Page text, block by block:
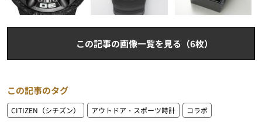
この記事の画像一覧を見る（6枚）
この記事のタグ
CITIZEN（シチズン） アウトドア・スポーツ時計 コラボ